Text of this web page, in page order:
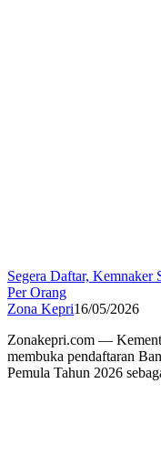
Segera Daftar, Kemnaker
Per Orang
Zona Kepri16/05/2026
Zonakepri.com —
membuka pendaftaran
Pemula Tahun 2026